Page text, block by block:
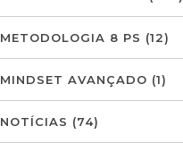
METODOLOGIA 8 PS (12)
MINDSET AVANÇADO (1)
NOTÍCIAS (74)